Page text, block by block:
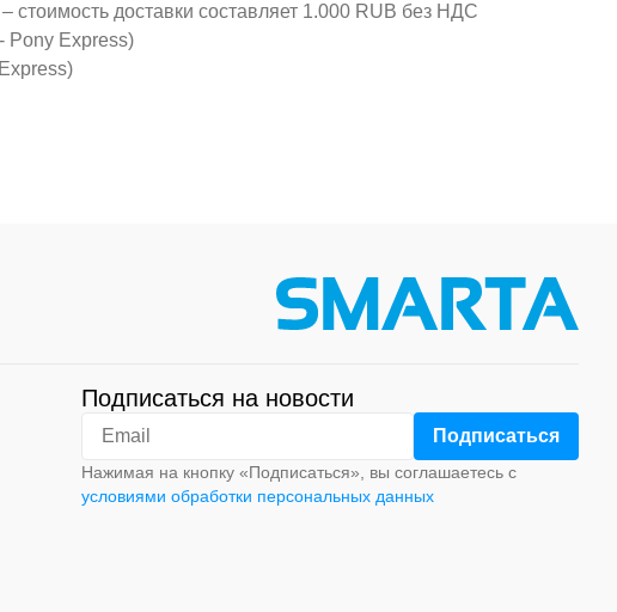
стоимость доставки составляет 1.000 RUB без НДС
Express)
Подписаться на новости
Нажимая на кнопку «Подписаться», вы соглашаетесь с
условиями обработки персональных данных